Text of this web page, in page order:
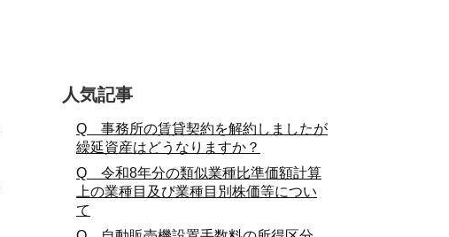
人気記事
Q 事務所の賃貸契約を解約しましたが
繰延資産はどうなりますか？
Q 令和8年分の類似業種比準価額計算
上の業種目及び業種目別株価等につい
て